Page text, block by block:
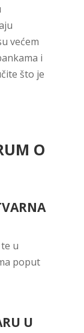
većem
i
što je
O
te u
poput
U